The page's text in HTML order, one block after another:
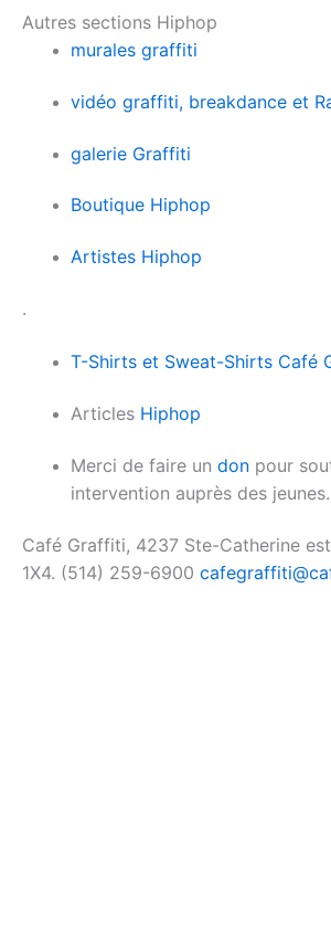
Autres sections Hiphop
murales graffiti
vidéo graffiti, breakdance et
galerie Graffiti
Boutique Hiphop
Artistes Hiphop
.
T-Shirts et Sweat-Shirts Café
Articles Hiphop
Merci de faire un donpour
intervention auprès des jeunes.
Café Graffiti, 4237 Ste-Catherine
1X4. (514) 259-6900